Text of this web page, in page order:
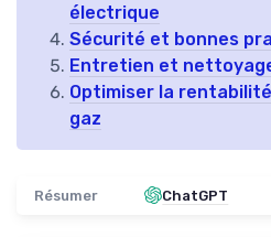
électrique
Sécurité et bonnes
Entretien et
Optimiser la
gaz
Résumer ChatGPT